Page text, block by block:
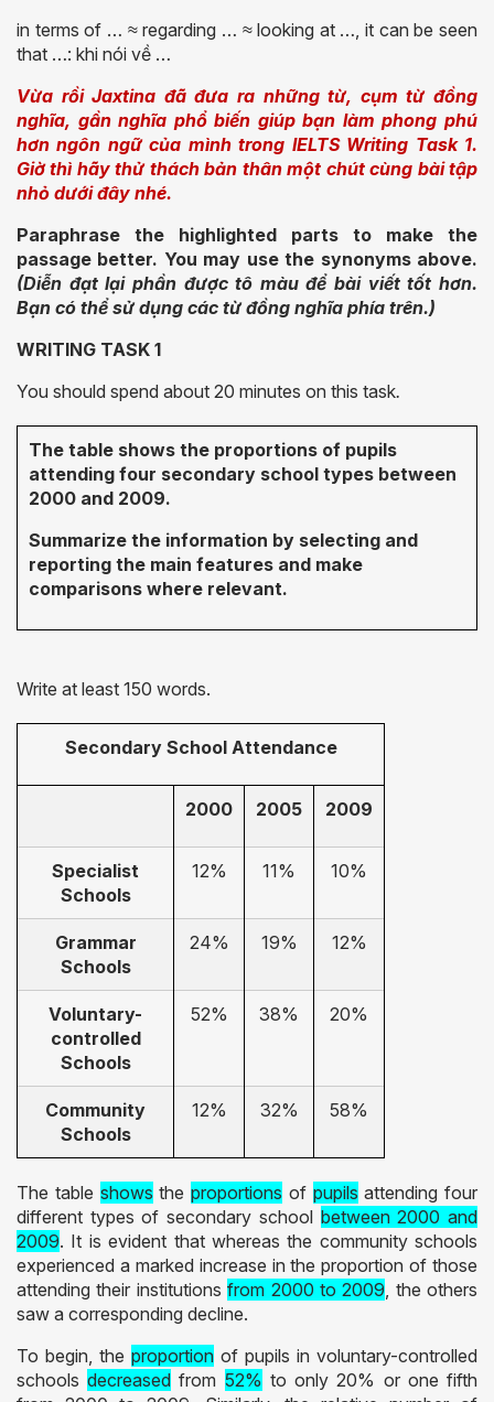
in terms of … ≈ regarding … ≈ looking at …, it can be seen
that …: khi nói về …
Vừa rồi Jaxtina đã đưa ra những từ, cụm từ đồng
nghĩa, gần nghĩa phổ biến giúp bạn làm phong phú
hơn ngôn ngữ của mình trong IELTS Writing Task 1.
Giờ thì hãy thử thách bản thân một chút cùng bài tập
nhỏ dưới đây nhé.
Paraphrase the highlighted parts to make the
passage better. You may use the synonyms above.
(Diễn đạt lại phần được tô màu để bài viết tốt hơn.
Bạn có thể sử dụng các từ đồng nghĩa phía trên.)
WRITING TASK 1
You should spend about 20 minutes on this task.
The table shows the proportions of pupils
attending four secondary school types between
2000 and 2009.
Summarize the information by selecting and
reporting the main features and make
comparisons where relevant.
Write at least 150 words.
Secondary School Attendance
2000 2005 2009
Specialist
Schools
12% 11% 10%
Grammar
Schools
24% 19% 12%
Voluntary-
controlled
Schools
52% 38% 20%
Community
Schools
12% 32% 58%
The table shows the proportions of pupils attending four
different types of secondary school between 2000 and
2009. It is evident that whereas the community schools
experienced a marked increase in the proportion of those
attending their institutionsfrom 2000 to 2009 , the others
saw a corresponding decline.
To begin, the proportion of pupils in voluntary-controlled
schoolsdecreased from 52% to only 20% or one fifth